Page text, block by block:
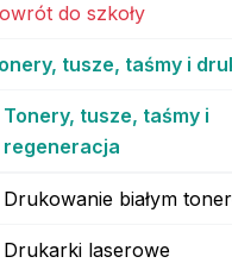
do szkoły
tusze, taśmy i
Tonery, tusze, taśmy i
regeneracja
Drukowanie białym
Drukarki laserowe